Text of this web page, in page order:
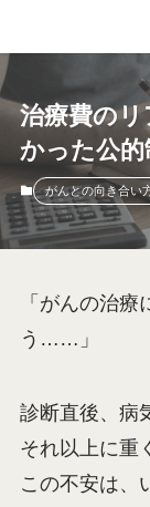
治療費の
かった公
がんとの向き合い
「がんの治
う……」
診断直後、病
それ以上に重
この不安は、